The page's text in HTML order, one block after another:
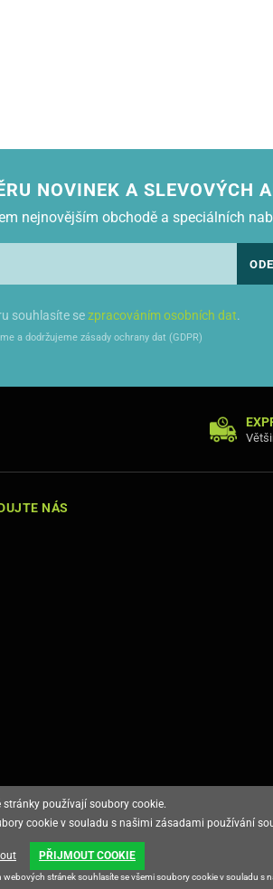
NOVINEK A SLEVOVÝCH
nejnovějším obchodě a speciálních
souhlasíte sezpracováním osobních dat.
a dodržujeme zásady ochrany dat (GDPR)
NÁS
stránky používají soubory cookie.
cookie v souladu s našimi zásadami používání
PŘIJMOUT COOKIE
stránek souhlasíte se všemi soubory cookie v souladu s